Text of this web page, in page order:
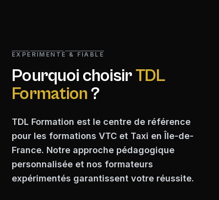
EXPÉRIMENTÉ & FIABLE
Pourquoi choisirTDL
Formation?
TDL Formation est le centre de référence
pour les formations VTC et Taxi en Île-de-
France. Notre approche pédagogique
personnalisée et nos formateurs
expérimentés garantissent votre réussite.